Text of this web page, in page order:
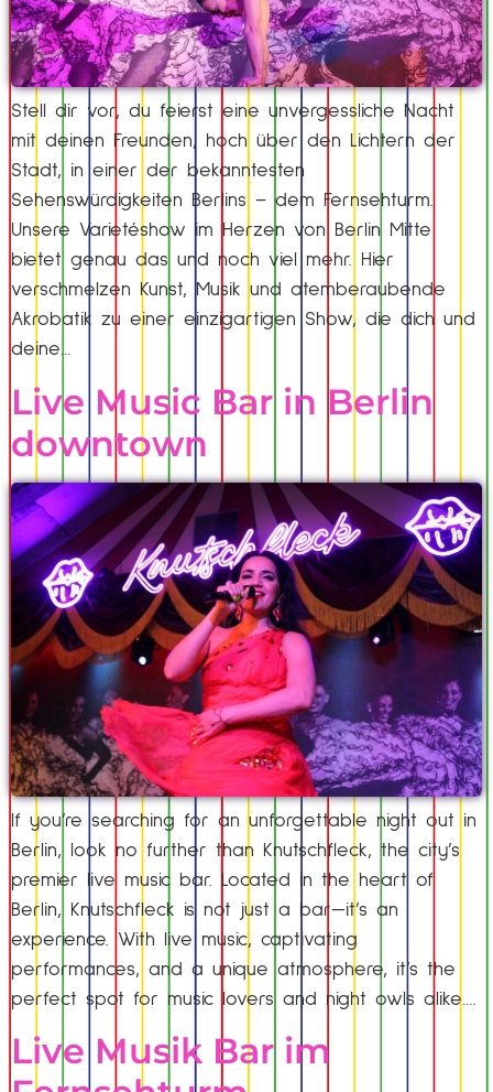
Stell dir vor, du feierst eine unvergessliche Nacht
mit deinen Freunden, hoch über den Lichtern der
Stadt, in einer der bekanntesten
Sehenswürdigkeiten Berlins – dem Fernsehturm.
Unsere Varietéshow im Herzen von Berlin Mitte
bietet genau das und noch viel mehr. Hier
verschmelzen Kunst, Musik und atemberaubende
Akrobatik zu einer einzigartigen Show, die dich und
deine…
Live Music Bar in Berlin
downtown
If you’re searching for an unforgettable night out in
Berlin, look no further than Knutschfleck, the city’s
premier live music bar. Located in the heart of
Berlin, Knutschfleck is not just a bar—it’s an
experience. With live music, captivating
performances, and a unique atmosphere, it’s the
perfect spot for music lovers and night owls alike….
Live Musik Bar im